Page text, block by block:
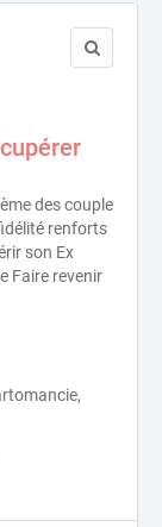
des couple
renforts
son Ex
Faire revenir